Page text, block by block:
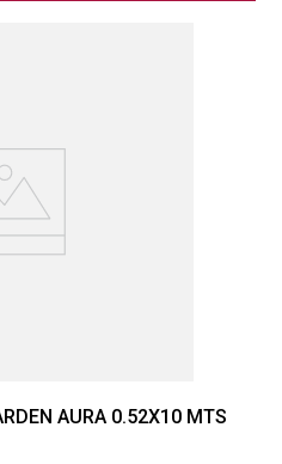
AURA 0.52X10 MTS